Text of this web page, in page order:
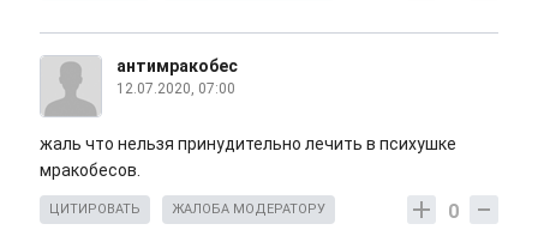
антимракобес
12.07.2020, 07:00
жаль что нельзя принудительно лечить в психушке
мракобесов.
0
ЦИТИРОВАТЬ ЖАЛОБА МОДЕРАТОРУ